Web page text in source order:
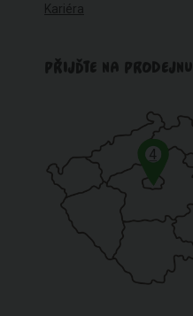
Kariéra
PŘIJĎTE NA PRODEJNU
4